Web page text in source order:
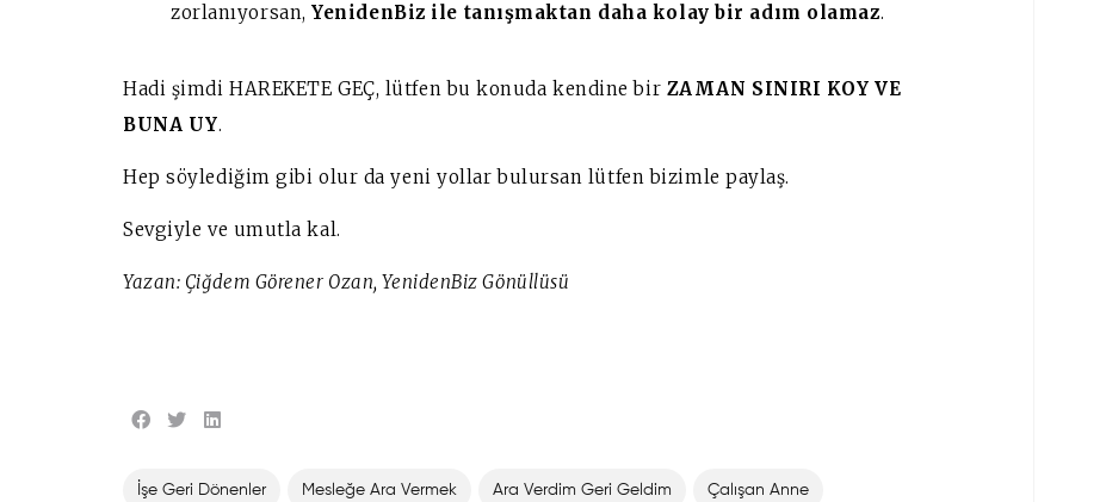
zorlanıyorsan,YenidenBiz ile tanışmaktan daha kolay bir adım olamaz.
Hadi şimdi HAREKETE GEÇ, lütfen bu konuda kendine bir ZAMAN SINIRI KOY VE
BUNA UY.
Hep söylediğim gibi olur da yeni yollar bulursan lütfen bizimle paylaş.
Sevgiyle ve umutla kal.
Yazan: Çiğdem Görener Ozan, YenidenBiz Gönüllüsü
İşe Geri Dönenler Mesleğe Ara Vermek Ara Verdim Geri Geldim Çalışan Anne